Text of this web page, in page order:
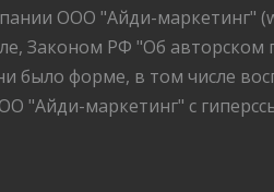
ООО "Айди-маркетинг"
Законом РФ "Об
было форме, в том числе
"Айди-маркетинг" с